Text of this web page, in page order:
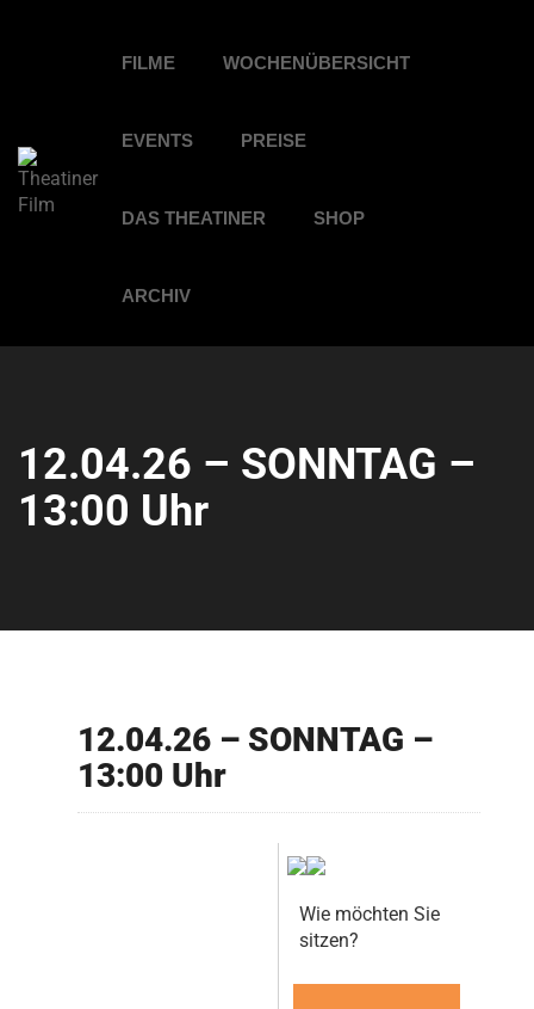
FILME WOCHENÜBERSICHT
EVENTS PREISE
DAS THEATINER SHOP
ARCHIV
12.04.26 – SONNTAG –
13:00 Uhr
12.04.26 – SONNTAG –
13:00 Uhr
Wie möchten Sie
sitzen?